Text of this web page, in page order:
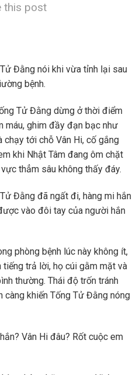
this post
Đằng nói khi vừa tỉnh lại sau
bệnh.
Tử Đằng dừng ở thời điểm
máu, ghim đầy đạn bạc như
tới chỗ Vân Hi, cố gắng
khi Nhật Tâm đang ôm chặt
thẳm sâu không thấy đáy.
Đằng đã ngất đi, hàng mi hắn
vào đôi tay của người hắn
phòng bệnh lúc này không ít,
trả lời, họ cúi gằm mặt và
thường. Thái độ trốn tránh
càng khiến Tống Tử Đằng nóng
Vân Hi đâu? Rốt cuộc em